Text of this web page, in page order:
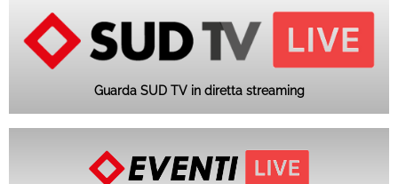
Guarda SUD TV in diretta streaming